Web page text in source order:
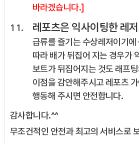
바라겠습니다.]
레포츠은 익사이팅한 레
급류를 즐기는 수상레저이기에
따라 배가 뒤집어 지는 경우가
보트가 뒤집어지는 것도 래프
이점을 감안해주시고 레포츠
행동해 주시면 안전합니다.
감사합니다.^^
무조건적인 안전과 최고의 서비스로